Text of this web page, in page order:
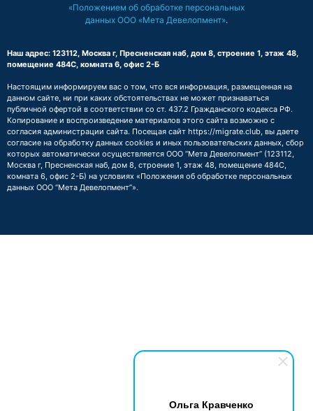
Ольга Кравченко
«Положением об обработке персональных
данных ООО «Мета Девелопмент».
Наш адрес: 123112, Москва г, Пресненская наб, дом 8, строение 1, этаж 48,
помещение 484С, комната 6, офис 2-Б
Настоящим информируем вас о том, что вся информация, размещенная на
данном сайте, ни при каких обстоятельствах не может признаваться
публичной офертой в соответствии со ст. 437.2 Гражданского кодекса РФ.
Копирование и воспроизведение материалов этого сайта возможно с
согласия администрации сайта. Посещая сайт https://migrate.club, вы даете
согласие на обработку данных cookies и иных пользовательских данных, сбор
которых автоматически осуществляется ООО “Мета Девелопмент” (123112,
Москва г, Пресненская наб, дом 8, строение 1, этаж 48, помещение 484С,
комната 6, офис 2-Б) на условиях «Положения об обработке персональных
данных ООО “Мета Девелопмент”».